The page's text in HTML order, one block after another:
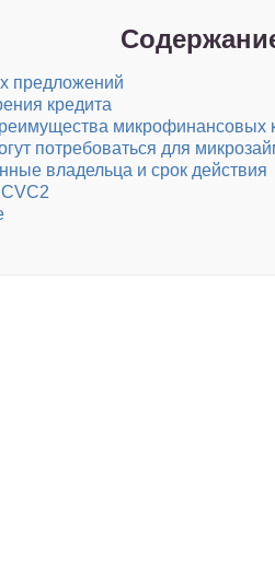
предложений
кредита
микрофинансовых
потребоваться для
владельца и срок действия